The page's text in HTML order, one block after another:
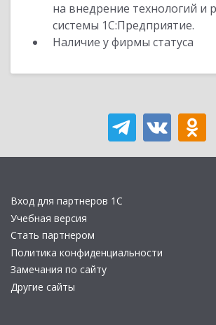
на внедрение технологий и
системы 1С:Предприятие.
Наличие у фирмы статуса
Вход для партнеров 1С
Учебная версия
Стать партнером
Политика конфиденциальности
Замечания по сайту
Другие сайты